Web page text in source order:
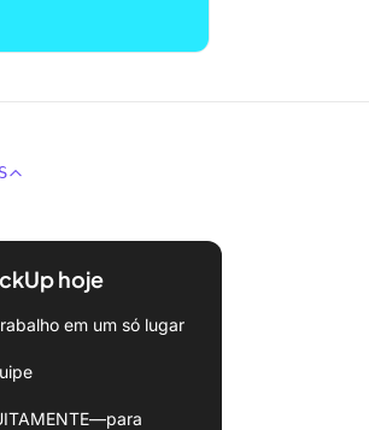
hoje
em um só lugar